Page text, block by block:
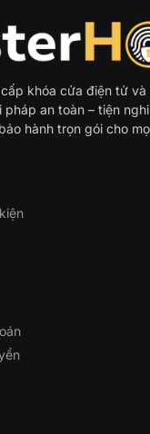
khóa cửa điện tử
an toàn – tiện
hành trọn gói cho